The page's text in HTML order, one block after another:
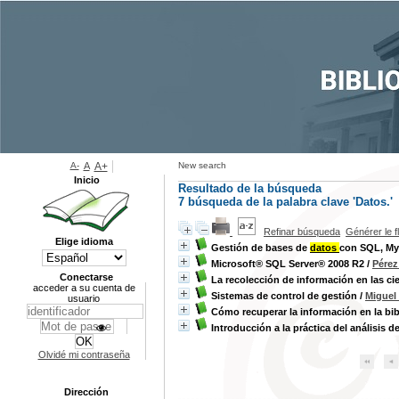
New search
Resultado de la búsqueda
7 búsqueda de la palabra clave 'Datos.'
Refinar búsqueda Générer le
Gestión de bases de datos con SQL,
Microsoft® SQL Server® 2008 R2 /
La recolección de información en las
Sistemas de control de gestión / Miguel
Cómo recuperar la información en la
Introducción a la práctica del análisis
A- A A+
Inicio
Elige idioma
Conectarse
acceder a su cuenta de
usuario
Olvidé mi contraseña
Dirección